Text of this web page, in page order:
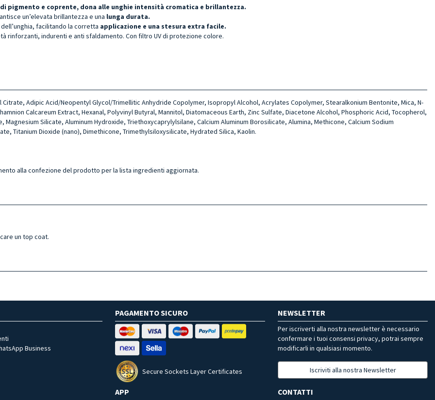
pigmento e coprente, dona alle unghie intensità cromatica e brillantezza.
un’elevata brillantezza e una lunga durata.
facilitando la corretta applicazione e una stesura extra facile.
rinforzanti, indurenti e anti sfaldamento. Con filtro UV di protezione colore.
Adipic Acid/Neopentyl Glycol/Trimellitic Anhydride Copolymer, Isopropyl Alcohol, Acrylates Copolymer, Stearalkonium Bentonite, Mica, N-
Calcareum Extract, Hexanal, Polyvinyl Butyral, Mannitol, Diatomaceous Earth, Zinc Sulfate, Diacetone Alcohol, Phosphoric Acid, Tocopherol,
Silicate, Aluminum Hydroxide, Triethoxycaprylylsilane, Calcium Aluminum Borosilicate, Alumina, Methicone, Calcium Sodium
Titanium Dioxide (nano), Dimethicone, Trimethylsiloxysilicate, Hydrated Silica, Kaolin.
alla confezione del prodotto per la lista ingredienti aggiornata.
un top coat.
Business
PAGAMENTO SICURO
Secure Sockets Layer Certificates
NEWSLETTER
Per iscriverti alla nostra newsletter è necessario
confermare i tuoi consensi privacy, potrai sempre
modificarli in qualsiasi momento.
Iscriviti alla nostra Newsletter
APP CONTATTI